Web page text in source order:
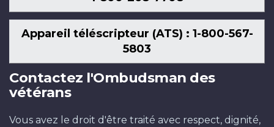
Appareil téléscripteur (ATS) : 1-800-567-
5803
Contactez l'Ombudsman des
vétérans
Vous avez le droit d'être traité avec respect, dignité,